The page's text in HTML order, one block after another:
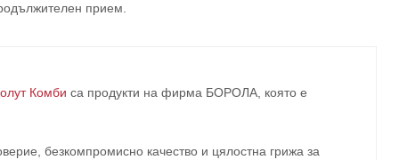
прием.
Комби са продукти на фирма БОРОЛА, която е
безкомпромисно качество и цялостна грижа за